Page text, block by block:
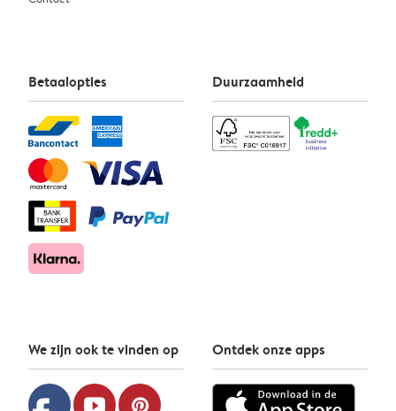
Betaalopties Duurzaamheid
We zijn ook te vinden op
youtube pinterest
Ontdek onze apps